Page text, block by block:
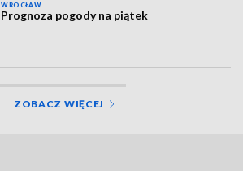
WROCŁAW
Prognoza pogody na piątek
ZOBACZ WIĘCEJ